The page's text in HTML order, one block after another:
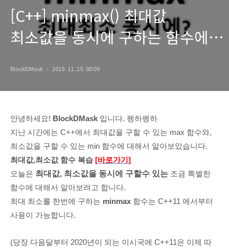
[C++] minmax() 최대값
최소값을 동시에 구하는 함수에
BlockDMask 2019. 11. 25. 00:09
안녕하세요! BlockDMask 입니다. 펭하펭하
지난 시간에는 C++에서 최대값을 구할 수 있는 max 함수와,
최소값을 구할 수 있는 min 함수에 대해서 알아보았습니다.
최대값,최소값 함수 복습 [바로가기]
오늘은 최대값, 최소값을 동시에 구할수 있는 조금 특별한
함수에 대해서 알아보려고 합니다.
최대 최소를 한번에 구하는 minmax 함수는 C++11 에서부터
사용이 가능합니다.
(당장 다음달부터 2020년이 되는 이시국에 C++11은 이제 따